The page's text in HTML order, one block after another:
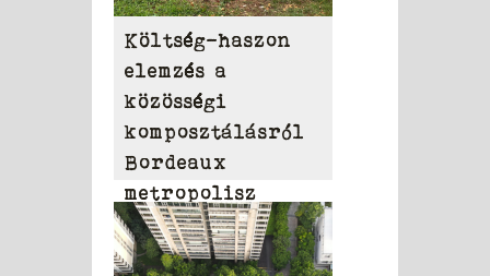
Költség-haszon
elemzés a
közösségi
komposztálásról
Bordeaux
metropolisz
területén